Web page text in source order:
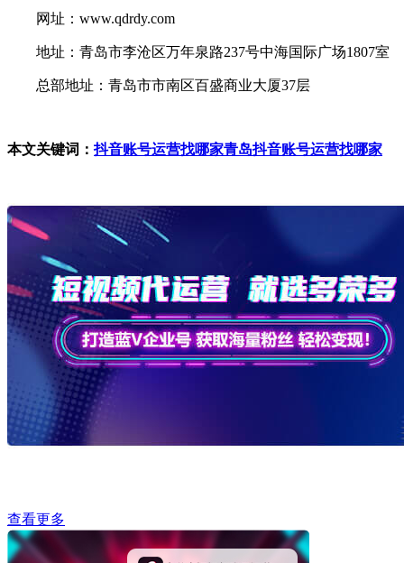
网址：www.qdrdy.com
地址：青岛市李沧区万年泉路237号中海国际广场1807室
总部地址：青岛市市南区百盛商业大厦37层
本文关键词：抖音账号运营找哪家青岛抖音账号运营找哪家
查看更多